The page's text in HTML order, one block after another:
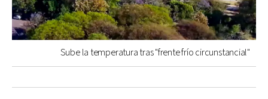
Sube la temperatura tras "frente frío circunstancial"